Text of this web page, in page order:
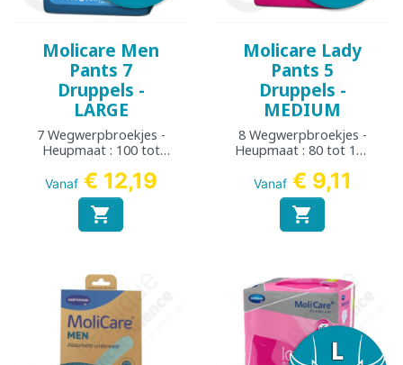
Molicare Men
Pants 7
Druppels -
LARGE
7 Wegwerpbroekjes -
Heupmaat : 100 tot
Vanaf € 12,19

Molicare Lady
Pants 5
Druppels -
MEDIUM
8 Wegwerpbroekjes -
Heupmaat : 80 tot 120
Vanaf € 9,11
